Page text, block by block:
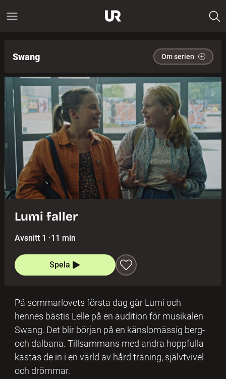
Swang Om serien
Lumi faller
Avsnitt 1 ·11 min
Spela
På sommarlovets första dag går Lumi och
hennes bästis Lelle på en audition för musikalen
Swang. Det blir början på en känslomässig berg-
och dalbana. Tillsammans med andra hoppfulla
kastas de in i en värld av hård träning, självtvivel
och drömmar.